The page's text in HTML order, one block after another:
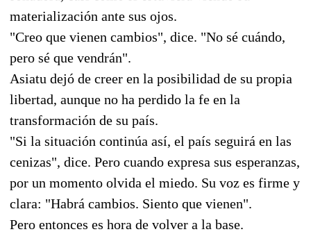
materialización ante sus ojos.
"Creo que vienen cambios", dice. "No sé cuándo,
pero sé que vendrán".
Asiatu dejó de creer en la posibilidad de su propia
libertad, aunque no ha perdido la fe en la
transformación de su país.
"Si la situación continúa así, el país seguirá en las
cenizas", dice. Pero cuando expresa sus esperanzas,
por un momento olvida el miedo. Su voz es firme y
clara: "Habrá cambios. Siento que vienen".
Pero entonces es hora de volver a la base.